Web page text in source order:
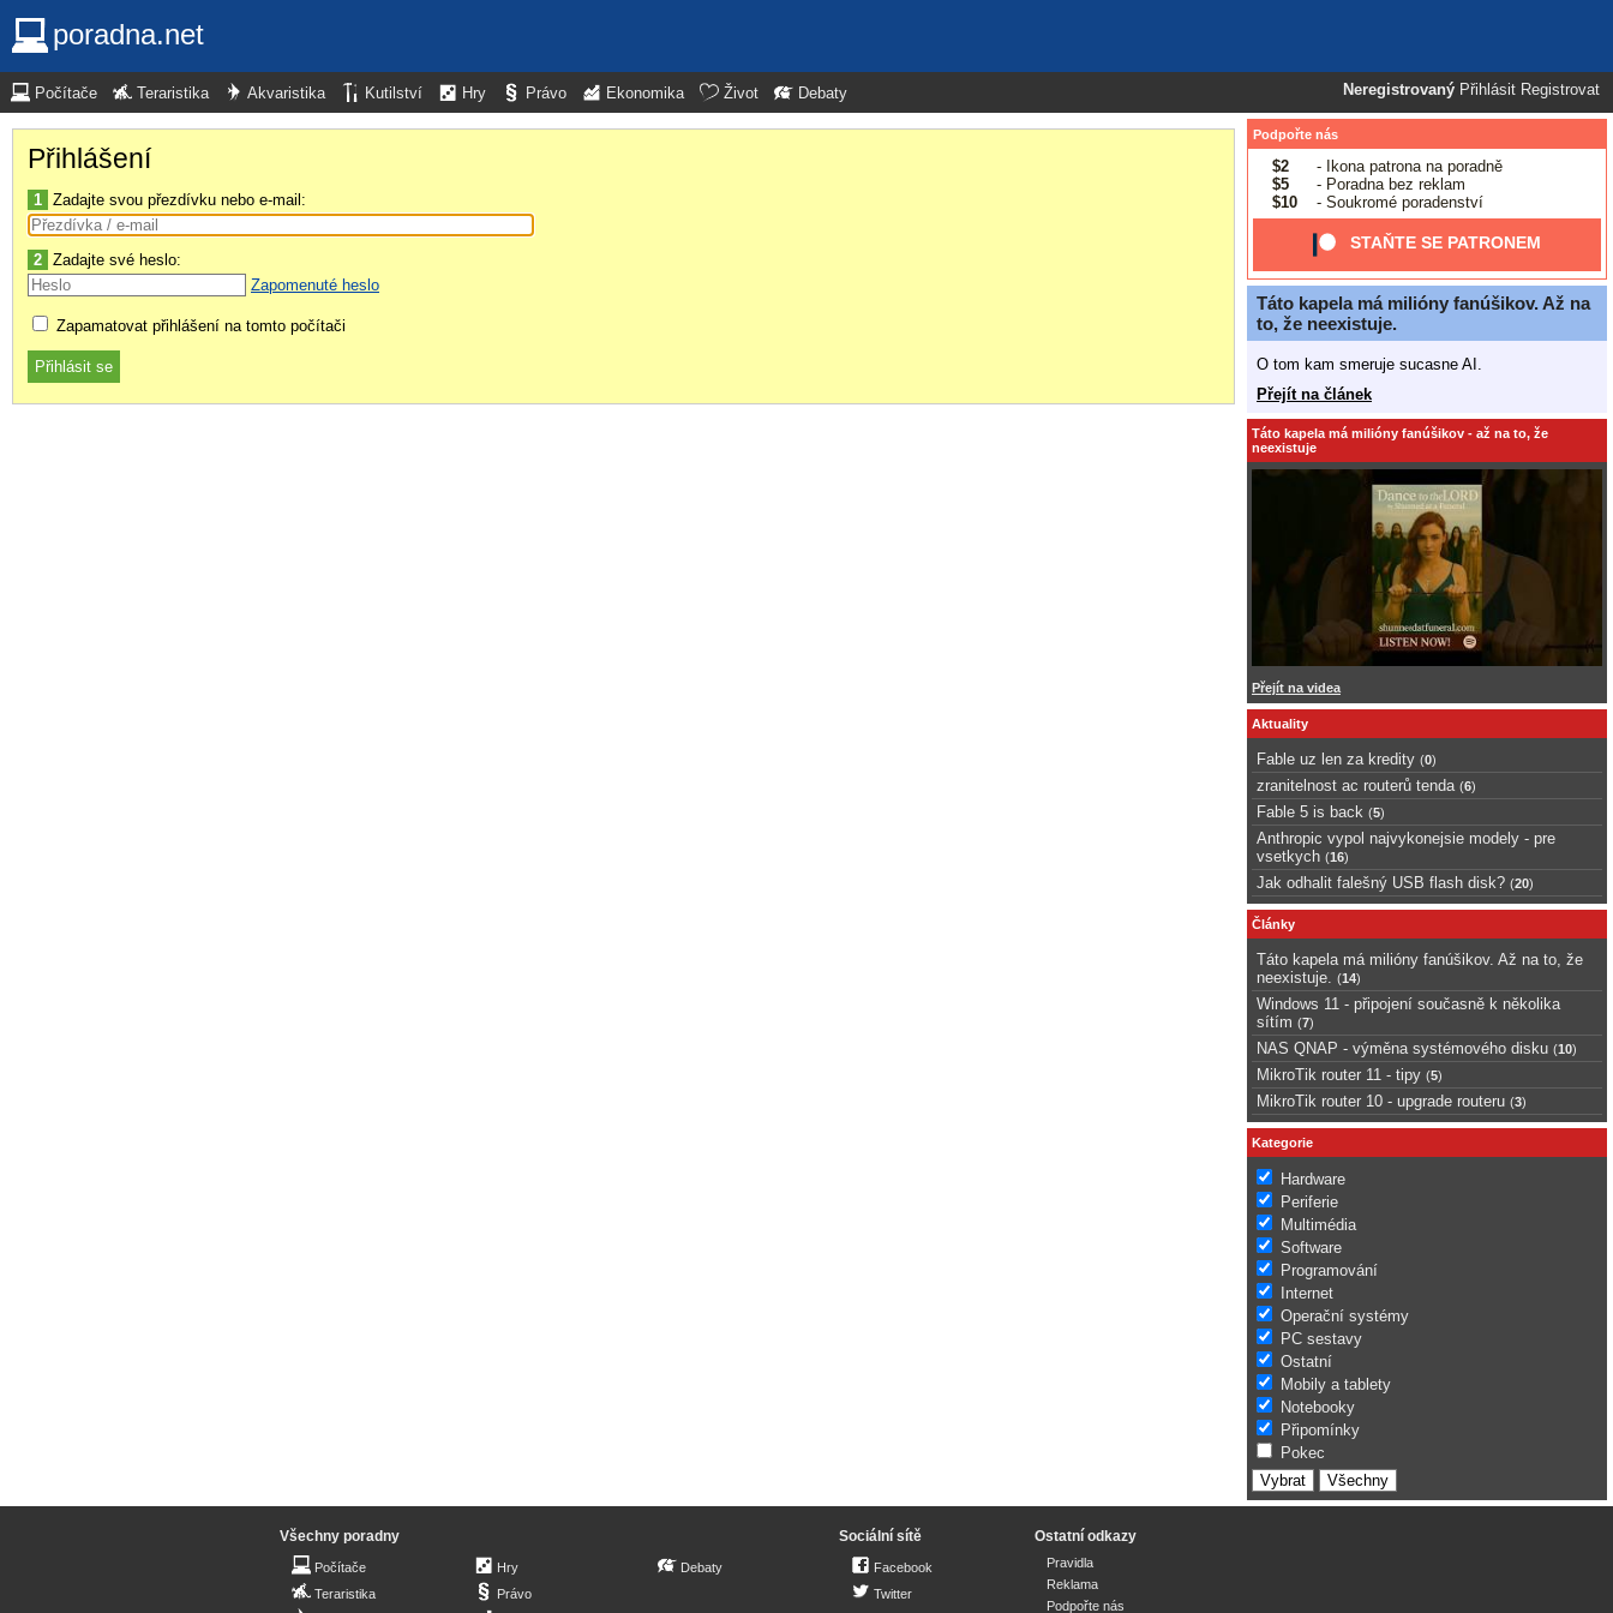
poradna.net
Neregistrovaný Přihlásit Registrovat
Počítače Teraristika Akvaristika Kutilství Hry Právo Ekonomika Život Debaty
Přihlášení
1 Zadajte svou přezdívku nebo e-mail:
2 Zadajte své heslo:
Zapomenuté heslo
Zapamatovat přihlášení na tomto počítači
Podpořte nás
$2
- Ikona patrona na poradně
$5
- Poradna bez reklam
$10
- Soukromé poradenství
STAŇTE SE PATRONEM
Táto kapela má milióny fanúšikov. Až na
to, že neexistuje.
O tom kam smeruje sucasne AI.
Přejít na článek
Táto kapela má milióny fanúšikov - až na to, že
neexistuje
Přejít na videa
Aktuality
Fable uz len za kredity (0)
zranitelnost ac routerů tenda (6)
Fable 5 is back (5)
Anthropic vypol najvykonejsie modely - pre
vsetkych (16)
Jak odhalit falešný USB flash disk? (20)
Články
Táto kapela má milióny fanúšikov. Až na to, že
neexistuje.
(14)
Windows 11 - připojení současně k několika
sítím (7)
NAS QNAP - výměna systémového disku (10)
MikroTik router 11 - tipy (5)
MikroTik router 10 - upgrade routeru (3)
Kategorie
Hardware
Periferie
Multimédia
Software
Programování
Internet
Operační systémy
PC sestavy
Ostatní
Mobily a tablety
Notebooky
Připomínky
Pokec
Všechny poradny
Počítače
Teraristika
Hry
Právo
Debaty
Sociální sítě
Facebook
Twitter
Ostatní odkazy
Pravidla
Reklama
Podpořte nás